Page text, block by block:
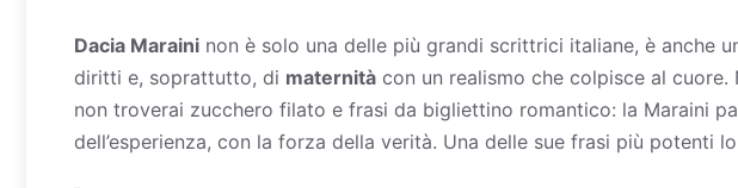
Dacia Maraini non è solo una delle più grandi scrittrici italiane, è anche
diritti e, soprattutto, di maternità con un realismo che colpisce al cuore.
non troverai zucchero filato e frasi da bigliettino romantico: la Maraini
dell’esperienza, con la forza della verità. Una delle sue frasi più potenti